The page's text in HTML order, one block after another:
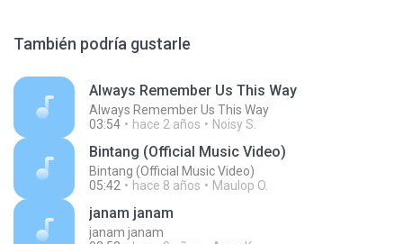
También podría gustarle
Always Remember Us This Way
Always Remember Us This Way
03:54
hace 2 años Noisy S.
Bintang (Official Music Video)
Bintang (Official Music Video)
05:42
hace 8 años Maulop O.
janam janam
janam janam